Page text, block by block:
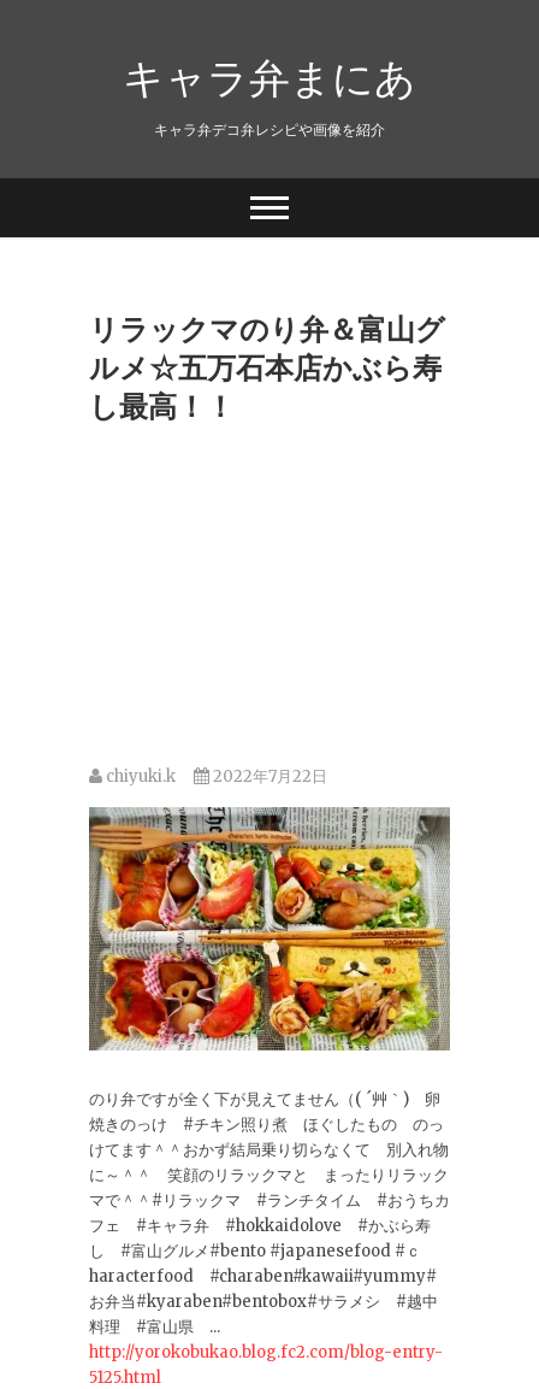
キャラ弁まにあ
キャラ弁デコ弁レシピや画像を紹介
リラックマのり弁＆富山グ
ルメ☆五万石本店かぶら寿
し最高！！
chiyuki.k 2022年7月22日
のり弁ですが全く下が見えてません（( ´艸｀) 卵
焼きのっけ #チキン照り煮 ほぐしたもの のっ
けてます＾＾おかず結局乗り切らなくて 別入れ物
に～＾＾ 笑顔のリラックマと まったりリラック
マで＾＾#リラックマ #ランチタイム #おうちカ
フェ #キャラ弁 #hokkaidolove #かぶら寿
し #富山グルメ#bento #japanesefood #ｃ
haracterfood #charaben#kawaii#yummy#
お弁当#kyaraben#bentobox#サラメシ #越中
料理 #富山県 ...
http://yorokobukao.blog.fc2.com/blog-entry-
5125.html